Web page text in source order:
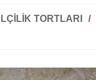
TORTLARI /